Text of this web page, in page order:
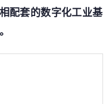
配套的数字化工业基